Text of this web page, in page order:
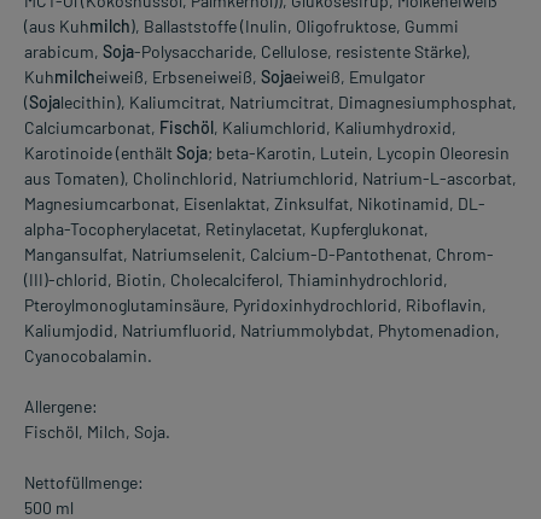
(aus Kuhmilch), Ballaststoffe (Inulin, Oligofruktose, Gummi
arabicum, Soja-Polysaccharide, Cellulose, resistente Stärke),
Kuhmilcheiweiß, Erbseneiweiß, Sojaeiweiß, Emulgator
(Sojalecithin), Kaliumcitrat, Natriumcitrat, Dimagnesiumphosphat,
Calciumcarbonat, Fischöl, Kaliumchlorid, Kaliumhydroxid,
Karotinoide (enthältSoja; beta-Karotin, Lutein, Lycopin Oleoresin
aus Tomaten), Cholinchlorid, Natriumchlorid, Natrium-L-ascorbat,
Magnesiumcarbonat, Eisenlaktat, Zinksulfat, Nikotinamid, DL-
alpha-Tocopherylacetat, Retinylacetat, Kupferglukonat,
Mangansulfat, Natriumselenit, Calcium-D-Pantothenat, Chrom-
(III)-chlorid, Biotin, Cholecalciferol, Thiaminhydrochlorid,
Pteroylmonoglutaminsäure, Pyridoxinhydrochlorid, Riboflavin,
Kaliumjodid, Natriumfluorid, Natriummolybdat, Phytomenadion,
Cyanocobalamin.
Allergene:
Fischöl, Milch, Soja.
Nettofüllmenge:
500 ml